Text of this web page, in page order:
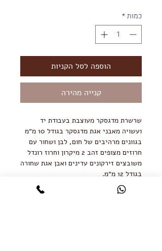
כמות*
הוספה לסל הקניות
קנייה מהירה
שרשרת מדגסקר מעוצבת בעבודת יד
ועשויה מאבני אגת מדגסקר בגודל 10 מ״מ
בגוונים מרהיבים של חום, לבן ושחור עם
חרוזים מצופים זהב 2 מיקרון וחרוז רונדל
משובצים זירקונים עדינים ואבן אגת שחורה
בגודל 12 מ״מ.
אורך השרשרת 36 ס״מ
שרשרת הארכה 5 ס״מ